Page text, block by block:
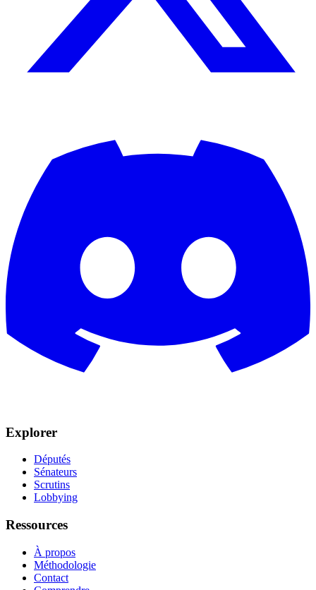
Explorer
Députés
Sénateurs
Scrutins
Lobbying
Ressources
À propos
Méthodologie
Contact